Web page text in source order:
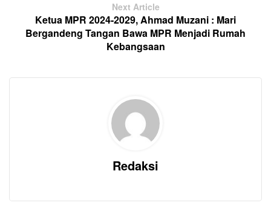
Next Article
Ketua MPR 2024-2029, Ahmad Muzani : Mari
Bergandeng Tangan Bawa MPR Menjadi Rumah
Kebangsaan
Redaksi